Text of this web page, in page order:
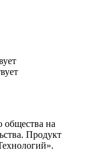
общества на
Продукт
».